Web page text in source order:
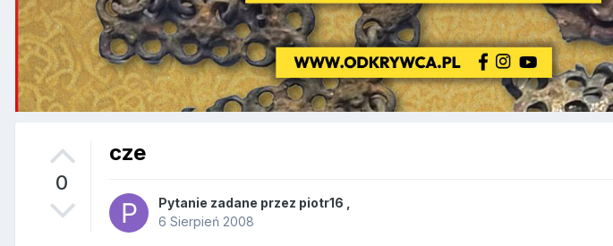
0
cze
Pytanie zadane przez piotr16
6 Sierpień 2008